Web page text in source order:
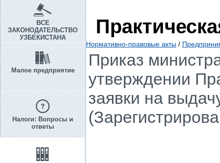
ВСЕ
ЗАКОНОДАТЕЛЬСТВО
УЗБЕКИСТАНА
Малое предприятие
Налоги: Вопросы и
ответы
Нормативно-правовые акты /
Приказ
утверждении
заявки на